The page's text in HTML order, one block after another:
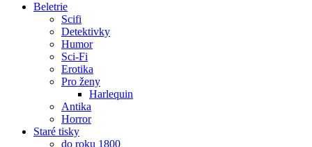
Beletrie
Scifi
Detektivky
Humor
Sci-Fi
Erotika
Pro ženy
Harlequin
Antika
Horror
Staré tisky
do roku 1800